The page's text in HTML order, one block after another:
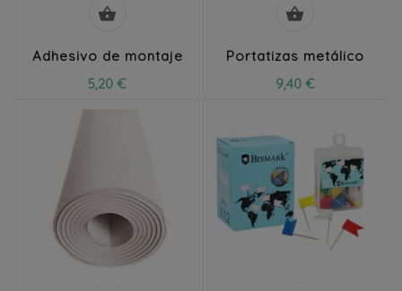

Adhesivo de montaje
5,20 €

Portatizas metálico
9,40 €